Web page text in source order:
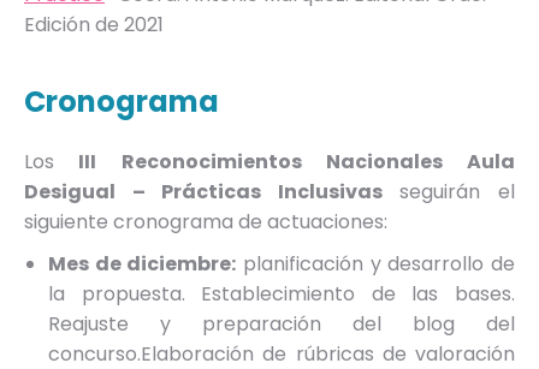
Edición de 2021
Cronograma
Los III Reconocimientos Nacionales Aula
Desigual – Prácticas Inclusivasseguirán el
siguiente cronograma de actuaciones:
Mes de diciembre: planificación y desarrollo de
la propuesta. Establecimiento de las bases.
Reajuste y preparación del blog del
concurso.Elaboración de rúbricas de valoración